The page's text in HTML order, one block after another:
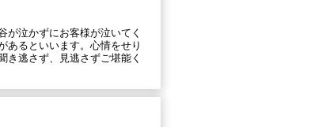
泣かずにお客様が泣いてく
あるといいます。心情をせり
き逃さず、見逃さずご堪能く